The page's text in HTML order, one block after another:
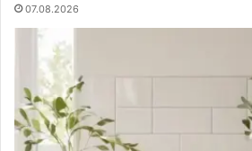
07.08.2026